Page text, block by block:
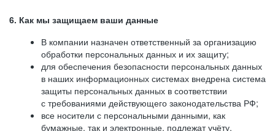
6. Как мы защищаем ваши данные
В компании назначен ответственный за организацию
обработки персональных данных и их защиту;
для обеспечения безопасности персональных данных
в наших информационных системах внедрена система
защиты персональных данных в соответствии
с требованиями действующего законодательства РФ;
все носители с персональными данными, как
бумажные, так и электронные, подлежат учёту,